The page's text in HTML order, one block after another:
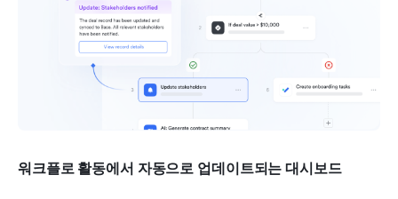
워크플로 활동에서 자동으로 업데이트되는 대시보드